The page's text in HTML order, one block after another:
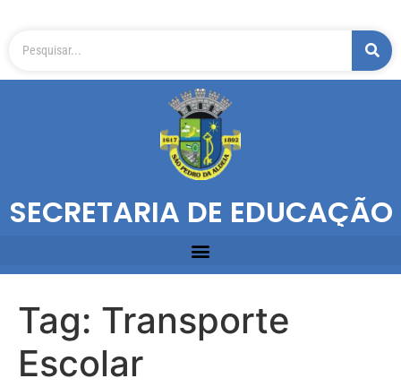
SECRETARIA DE EDUCAÇÃO
Tag: Transporte
Escolar